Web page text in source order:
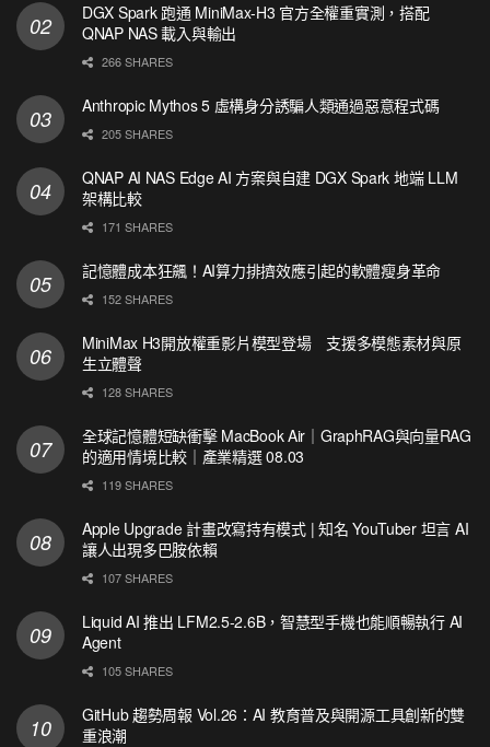
DGX Spark 跑通 MiniMax-H3 官方全權重實測，搭配
QNAP NAS 載入與輸出
266 SHARES
Anthropic Mythos 5 虛構身分誘騙人類通過惡意程式碼
205 SHARES
QNAP AI NAS Edge AI 方案與自建 DGX Spark 地端 LLM
架構比較
171 SHARES
記憶體成本狂飆！AI算力排擠效應引起的軟體瘦身革命
152 SHARES
MiniMax H3開放權重影片模型登場 支援多模態素材與原
生立體聲
128 SHARES
全球記憶體短缺衝擊 MacBook Air｜GraphRAG與向量RAG
的適用情境比較｜產業精選 08.03
119 SHARES
Apple Upgrade 計畫改寫持有模式 | 知名 YouTuber 坦言 AI
讓人出現多巴胺依賴
107 SHARES
Liquid AI 推出 LFM2.5-2.6B，智慧型手機也能順暢執行 AI
Agent
105 SHARES
GitHub 趨勢周報 Vol.26：AI 教育普及與開源工具創新的雙
重浪潮